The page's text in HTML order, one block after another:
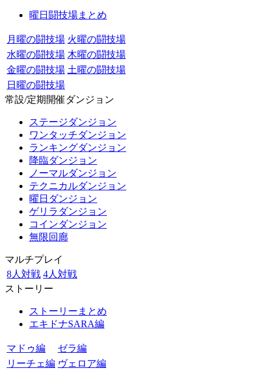
曜日闘技場まとめ
月曜の闘技場 火曜の闘技場
水曜の闘技場 木曜の闘技場
金曜の闘技場 土曜の闘技場
日曜の闘技場
常設/定期開催ダンジョン
ステージダンジョン
ワンタッチダンジョン
ランキングダンジョン
降臨ダンジョン
ノーマルダンジョン
テクニカルダンジョン
曜日ダンジョン
ゲリラダンジョン
コインダンジョン
無限回廊
マルチプレイ
8人対戦 4人対戦
ストーリー
ストーリーまとめ
エキドナSARA編
マドゥ編
ゼラ編
リーチェ編 ヴェロア編